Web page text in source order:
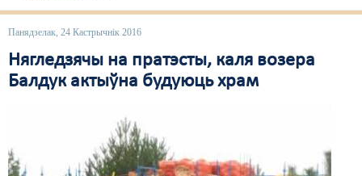
Панядзелак, 24 Кастрычнік 2016
Нягледзячы на пратэсты, каля возера
Балдук актыўна будуюць храм